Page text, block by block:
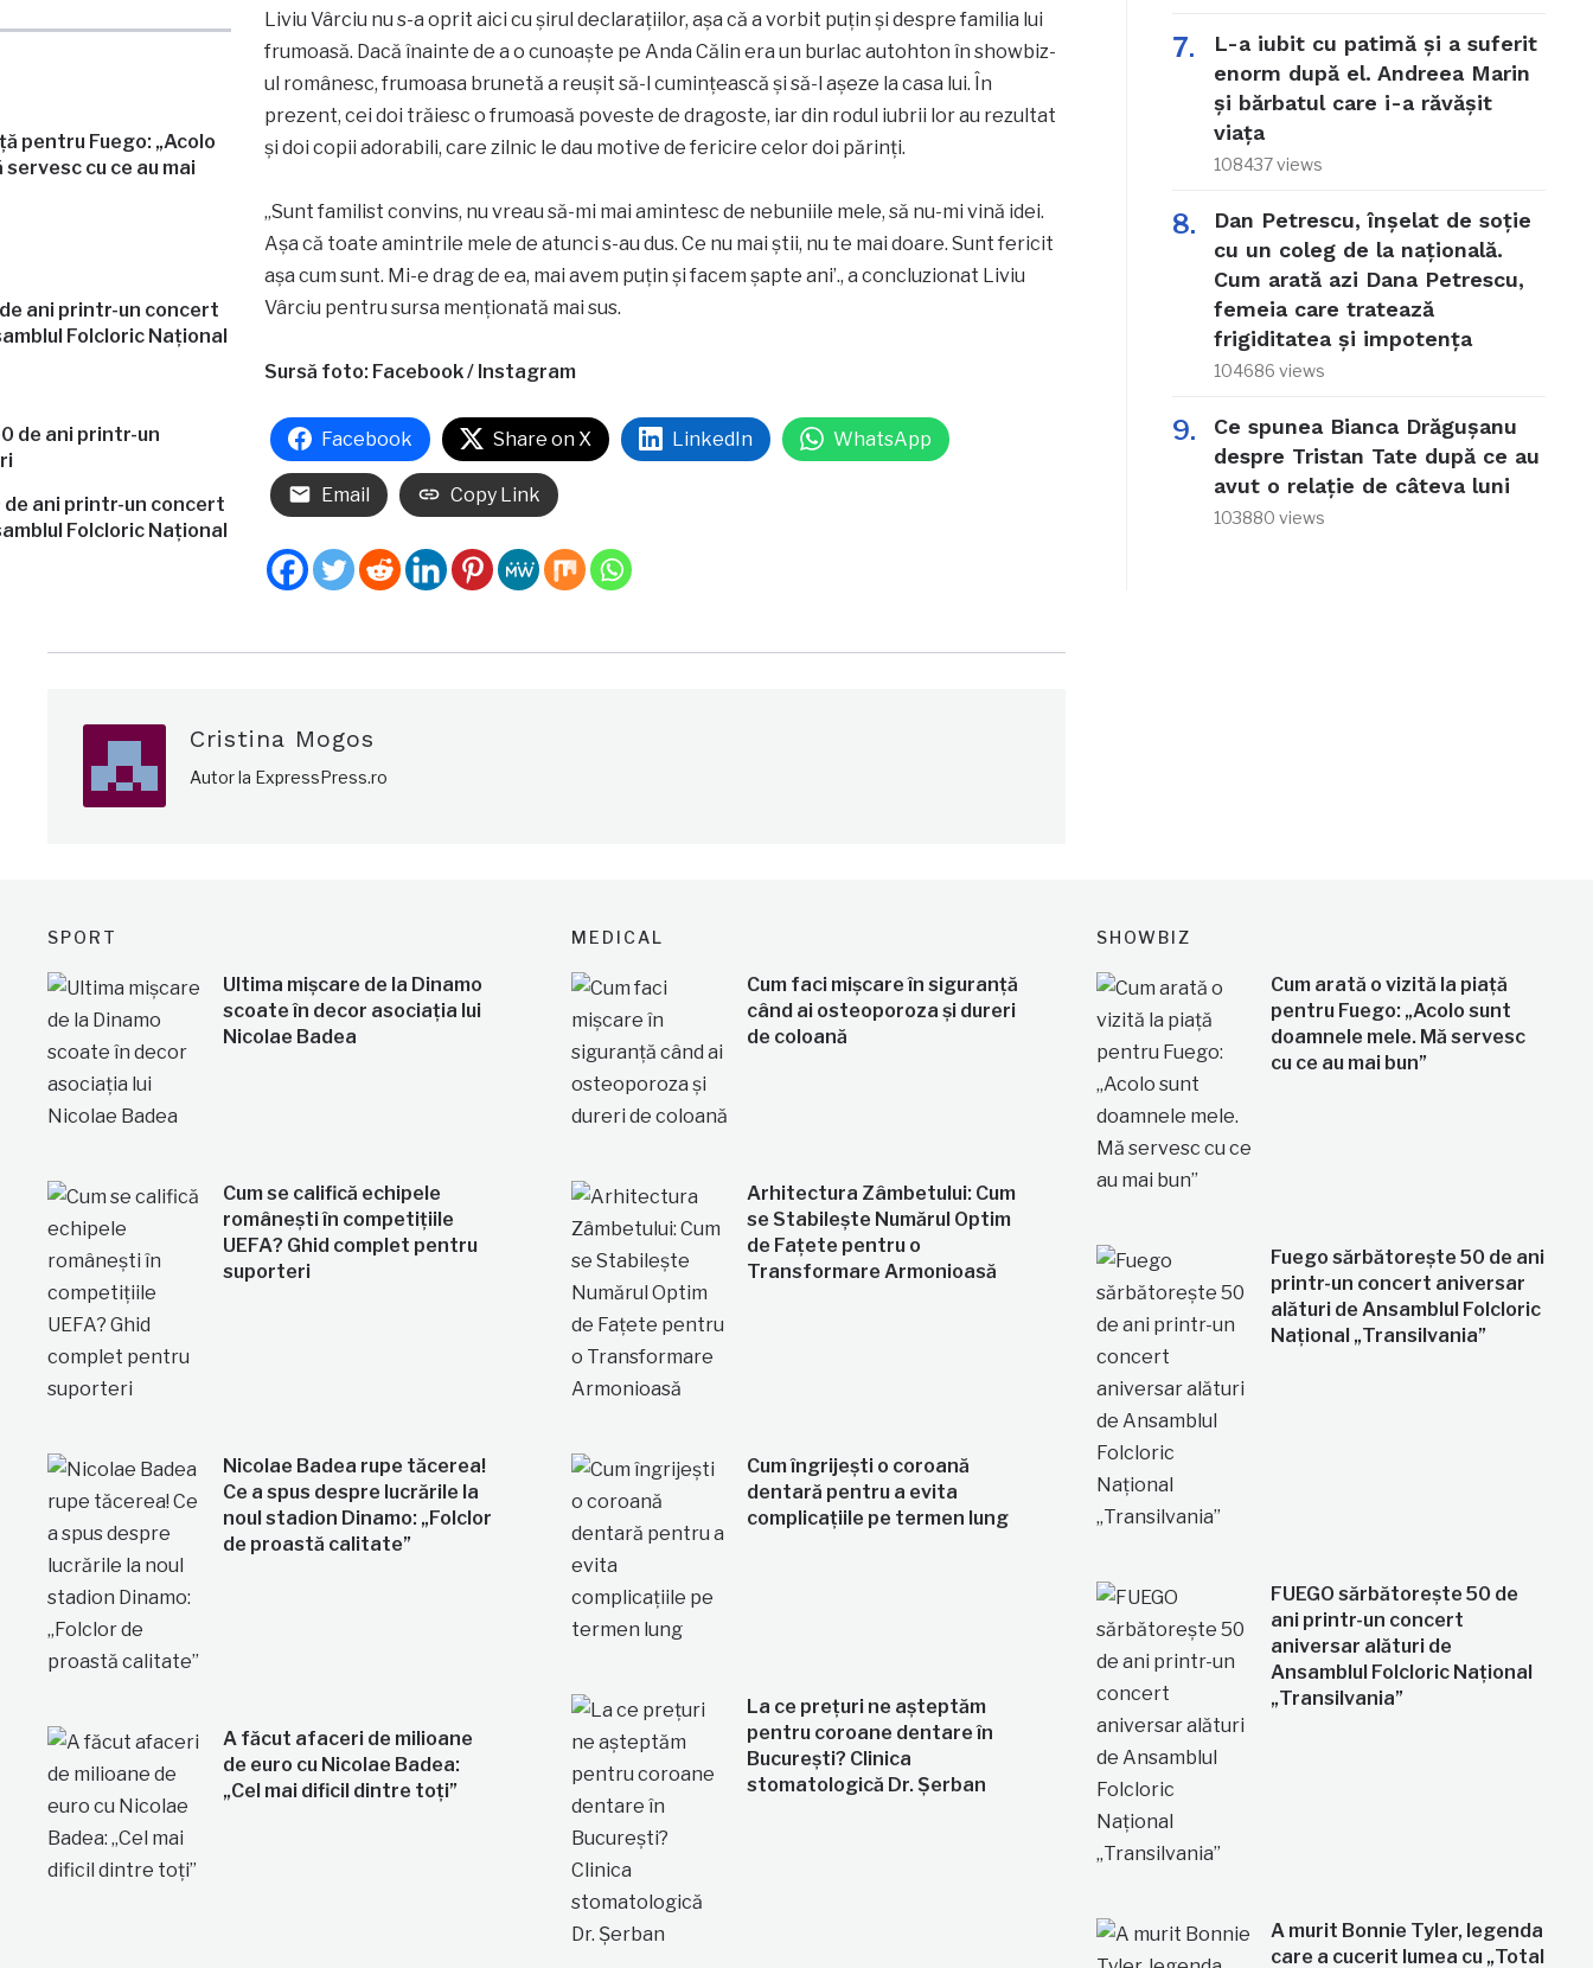
pentru Fuego: „Acolo
cu ce au mai
ani printr-un concert
Folcloric Național
de ani printr-un concert
Folcloric Național
Liviu Vârciu nu s-a oprit aici cu șirul declarațiilor, așa că a vorbit puțin și despre familia lui
frumoasă. Dacă înainte de a o cunoaște pe Anda Călin era un burlac autohton în showbiz-
ul românesc, frumoasa brunetă a reușit să-l cumințească și să-l așeze la casa lui. În
prezent, cei doi trăiesc o frumoasă poveste de dragoste, iar din rodul iubrii lor au rezultat
și doi copii adorabili, care zilnic le dau motive de fericire celor doi părinți.
„Sunt familist convins, nu vreau să-mi mai amintesc de nebuniile mele, să nu-mi vină idei.
Așa că toate amintrile mele de atunci s-au dus. Ce nu mai știi, nu te mai doare. Sunt fericit
așa cum sunt. Mi-e drag de ea, mai avem puțin și facem șapte ani’., a concluzionat Liviu
Vârciu pentru sursa menționată mai sus.
Sursă foto: Facebook / Instagram
Facebook Share on X LinkedIn WhatsApp
Email Copy Link
Cristina Mogos
Autor la ExpressPress.ro
L-a iubit cu patimă și a suferit
enorm după el. Andreea Marin
și bărbatul care i-a răvășit
viața
108437 views
Dan Petrescu, înșelat de soție
cu un coleg de la națională.
Cum arată azi Dana Petrescu,
femeia care tratează
frigiditatea și impotența
104686 views
Ce spunea Bianca Drăgușanu
despre Tristan Tate după ce au
avut o relație de câteva luni
103880 views
SPORT
Ultima mișcare de la Dinamo
scoate în decor asociația lui
Nicolae Badea
Cum se califică echipele
românești în competițiile
UEFA? Ghid complet pentru
suporteri
Nicolae Badea rupe tăcerea!
Ce a spus despre lucrările la
noul stadion Dinamo: „Folclor
de proastă calitate”
A făcut afaceri de milioane
de euro cu Nicolae Badea:
„Cel mai dificil dintre toți”
MEDICAL
Cum faci mișcare în siguranță
când ai osteoporoza și dureri
de coloană
Arhitectura Zâmbetului: Cum
se Stabilește Numărul Optim
de Fațete pentru o
Transformare Armonioasă
Cum îngrijești o coroană
dentară pentru a evita
complicațiile pe termen lung
La ce prețuri ne așteptăm
pentru coroane dentare în
București? Clinica
stomatologică Dr. Șerban
SHOWBIZ
Cum arată o vizită la piață
pentru Fuego: „Acolo sunt
doamnele mele. Mă servesc
cu ce au mai bun”
Fuego sărbătorește 50 de ani
printr-un concert aniversar
alături de Ansamblul Folcloric
Național „Transilvania”
FUEGO sărbătorește 50 de
ani printr-un concert
aniversar alături de
Ansamblul Folcloric Național
„Transilvania”
A murit Bonnie Tyler, legenda
care a cucerit lumea cu „Total